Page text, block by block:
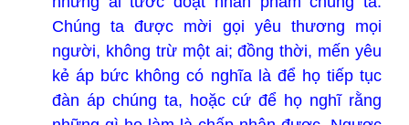
Chúng ta được mời gọi yêu thương mọi
người, không trừ một ai; đồng thời, mến yêu
kẻ áp bức không có nghĩa là để họ tiếp tục
đàn áp chúng ta, hoặc cứ để họ nghĩ rằng